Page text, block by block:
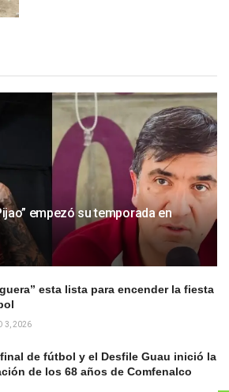
empezó su temporada en
esta lista para encender la fiesta
3, 2026
de fútbol y el Desfile Guau inició la
de los 68 años de Comfenalco